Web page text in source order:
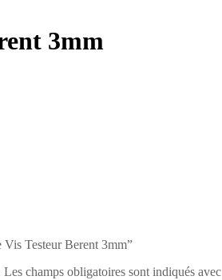
3mm
Vis Testeur Berent 3mm”
Les champs obligatoires sont indiqués avec